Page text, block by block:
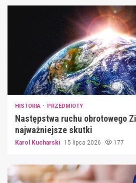
HISTORIA PRZEDMIOTY
Następstwa ruchu obrotowego
najważniejsze skutki
Karol Kucharski 15 lipca 2026 177